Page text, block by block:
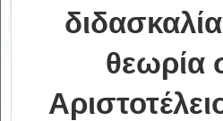
θεωρία